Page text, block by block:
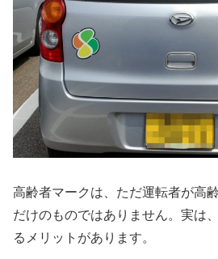
高齢者マークは、ただ運転者が高
だけのものではありません。実は
るメリットがあります。